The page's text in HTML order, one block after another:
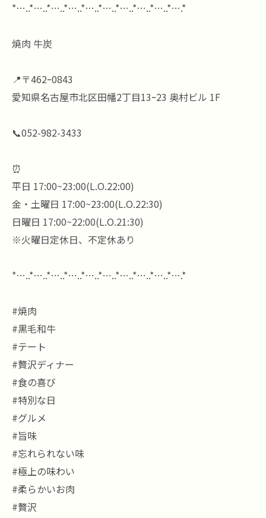
*…..*…..*…..*…..*…..*…..*…..*…..*…..*….*
焼肉 牛炭
📍〒462ｰ0843
愛知県名古屋市北区田幡2丁目13ｰ23 奥村ビル 1F
📞052-982-3433
⏰
平日 17:00~23:00(L.O.22:00)
金・土曜日 17:00~23:00(L.O.22:30)
日曜日 17:00~22:00(L.O.21:30)
※火曜日定休日、不定休あり
*…..*…..*…..*…..*…..*…..*…..*…..*…..*….*
#焼肉
#黒毛和牛
#テート
#贅沢ディナー
#食の喜び
#特別な日
#グルメ
#旨味
#忘れられない味
#極上の味わい
#柔らかいお肉
#贅沢